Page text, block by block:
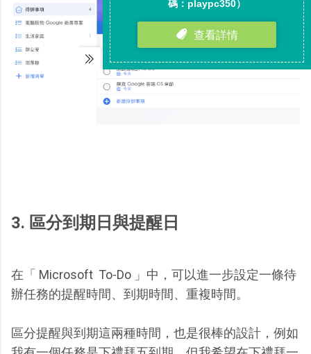
3. 區分到期日與提醒日
在「 Microsoft To-Do 」中，可以進一步設定一條待
辦任務的提醒時間、到期時間、重複時間。
區分提醒與到期這兩種時間，也是很棒的設計，例如